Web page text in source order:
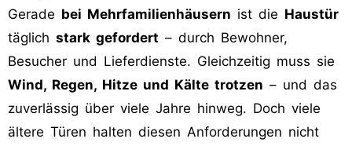
Gerade bei Mehrfamilienhäusern ist die Haustür
täglich stark gefordert – durch Bewohner,
Besucher und Lieferdienste. Gleichzeitig muss sie
Wind, Regen, Hitze und Kälte trotzen – und das
zuverlässig über viele Jahre hinweg. Doch viele
ältere Türen halten diesen Anforderungen nicht